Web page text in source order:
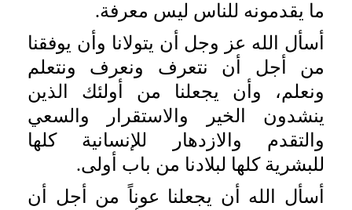
ما يقدمونه للناس ليس معرفة.
أسأل الله عز وجل أن يتولانا وأن يوفقنا
من أجل أن نتعرف ونعرف ونتعلم
ونعلم، وأن يجعلنا من أولئك الذين
ينشدون الخير والاستقرار والسعي
والتقدم والازدهار للإنسانية كلها
للبشرية كلها لبلادنا من باب أولى.
أسأل الله أن يجعلنا عوناً من أجل أن